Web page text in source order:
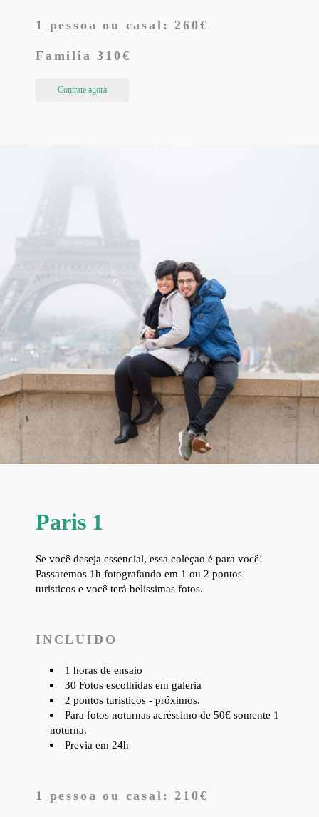
1 pessoa ou casal: 260€
Familia 310€
Contrate agora
Paris 1
Se você deseja essencial, essa coleçao é para você!
Passaremos 1h fotografando em 1 ou 2 pontos
turisticos e você terá belissimas fotos.
INCLUIDO
1 horas de ensaio
30 Fotos escolhidas em galeria
2 pontos turisticos - próximos.
Para fotos noturnas acréssimo de 50€ somente 1
noturna.
Previa em 24h
1 pessoa ou casal: 210€